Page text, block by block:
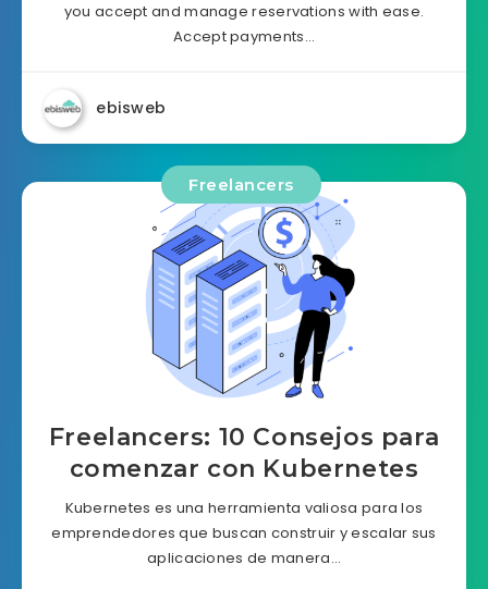
you accept and manage reservations with ease.
Accept payments…
ebisweb
Freelancers
Freelancers: 10 Consejos para
comenzar con Kubernetes
Kubernetes es una herramienta valiosa para los
emprendedores que buscan construir y escalar sus
aplicaciones de manera…